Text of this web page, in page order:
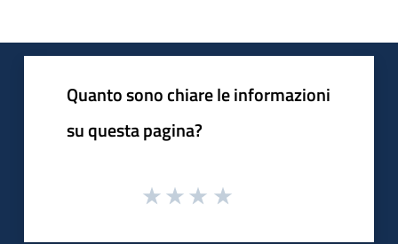
Quanto sono chiare le informazioni
su questa pagina?